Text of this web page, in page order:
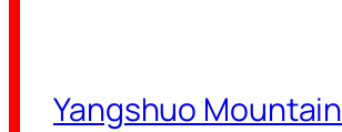
Yangshuo Mountain